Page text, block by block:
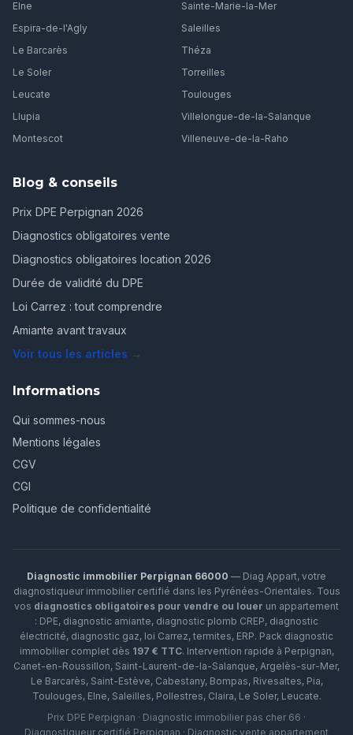
Elne
Espira-de-l'Agly
Le Barcarès
Le Soler
Leucate
Llupia
Montescot
Sainte-Marie-la-Mer
Saleilles
Théza
Torreilles
Toulouges
Villelongue-de-la-Salanque
Villeneuve-de-la-Raho
Blog & conseils
Prix DPE Perpignan 2026
Diagnostics obligatoires vente
Diagnostics obligatoires location 2026
Durée de validité du DPE
Loi Carrez : tout comprendre
Amiante avant travaux
Voir tous les articles →
Informations
Qui sommes-nous
Mentions légales
CGV
CGI
Politique de confidentialité
Diagnostic immobilier Perpignan 66000 — Diag Appart, votre
diagnostiqueur immobilier certifié dans les Pyrénées-Orientales. Tous
vos diagnostics obligatoires pour vendre ou louer un appartement
: DPE, diagnostic amiante, diagnostic plomb CREP, diagnostic
électricité, diagnostic gaz, loi Carrez, termites, ERP. Pack diagnostic
immobilier complet dès 197 € TTC. Intervention rapide à Perpignan,
Canet-en-Roussillon, Saint-Laurent-de-la-Salanque, Argelès-sur-Mer,
Le Barcarès, Saint-Estève, Cabestany, Bompas, Rivesaltes, Pia,
Toulouges, Elne, Saleilles, Pollestres, Claira, Le Soler, Leucate.
Prix DPE Perpignan · Diagnostic immobilier pas cher 66 ·
Diagnostiqueur certifié Perpignan · Diagnostic vente appartement